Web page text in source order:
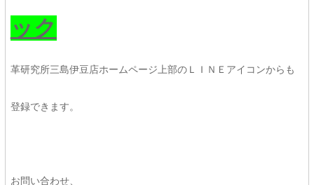
ック
革研究所三島伊豆店ホームページ上部のＬＩＮＥアイコンからも
登録できます。
お問い合わせ、